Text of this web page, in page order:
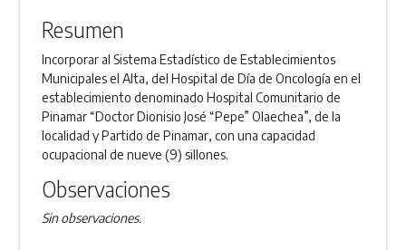
Resumen
Incorporar al Sistema Estadístico de Establecimientos
Municipales el Alta, del Hospital de Día de Oncología en el
establecimiento denominado Hospital Comunitario de
Pinamar “Doctor Dionisio José “Pepe” Olaechea”, de la
localidad y Partido de Pinamar, con una capacidad
ocupacional de nueve (9) sillones.
Observaciones
Sin observaciones.